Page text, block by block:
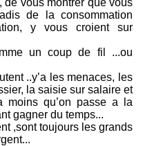
de vous montrer que vous
de la consommation
y vous croient sur
un coup de fil ...ou
..y’a les menaces, les
la saisie sur salaire et
moins qu’on passe a la
gagner du temps...
,sont toujours les grands